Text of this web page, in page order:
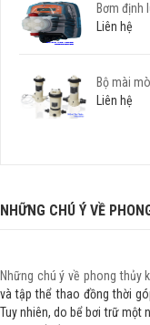
Bơm định
Liên hệ
Bộ mài
Liên hệ
NHỮNG CHÚ Ý VỀ
Những chú ý về phong thủy
và tập thể thao đồng thời
Tuy nhiên, do bể bơi trữ một